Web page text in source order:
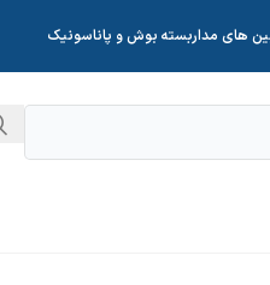
های مداربسته بوش و پاناسونیک